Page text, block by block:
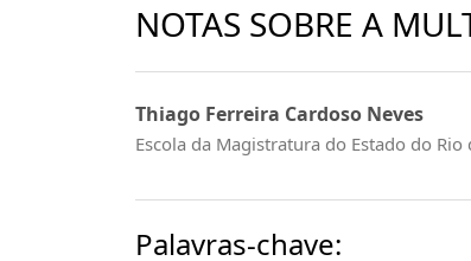
NOTAS SOBRE A
Thiago Ferreira Cardoso Neves
Escola da Magistratura do Estado do Rio
Palavras-chave: